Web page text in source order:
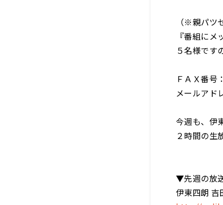
（※親パツ
『番組に
５名様です
ＦＡＸ番号
メールアド
今週も、伊
２時間の生
▼先週の放
伊東四朗